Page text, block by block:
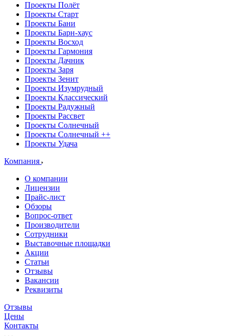
Проекты Полёт
Проекты Старт
Проекты Бани
Проекты Барн-хаус
Проекты Восход
Проекты Гармония
Проекты Дачник
Проекты Заря
Проекты Зенит
Проекты Изумрудный
Проекты Классический
Проекты Радужный
Проекты Рассвет
Проекты Солнечный
Проекты Солнечный ++
Проекты Удача
Компания
О компании
Лицензии
Прайс-лист
Обзоры
Вопрос-ответ
Производители
Сотрудники
Выставочные площадки
Акции
Статьи
Отзывы
Вакансии
Реквизиты
Отзывы
Цены
Контакты